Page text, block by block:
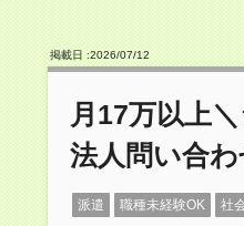
掲載日 :2026/07/12
月17万以上
法人問い合
派遣 職種未経験OK 社